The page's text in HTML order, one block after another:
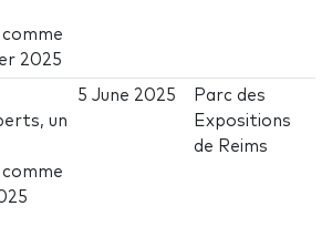
2025
un
5 June 2025
Parc des
Expositions
de Reims